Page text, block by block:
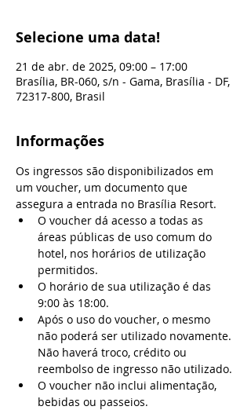
Selecione uma data!
21 de abr. de 2025, 09:00 – 17:00
Brasília, BR-060, s/n - Gama, Brasília - DF,
72317-800, Brasil
Informações
Os ingressos são disponibilizados em
um voucher, um documento que
assegura a entrada no Brasília Resort.
O voucher dá acesso a todas as
áreas públicas de uso comum do
hotel, nos horários de utilização
permitidos.
O horário de sua utilização é das
9:00 às 18:00.
Após o uso do voucher, o mesmo
não poderá ser utilizado novamente.
Não haverá troco, crédito ou
reembolso de ingresso não utilizado.
O voucher não inclui alimentação,
bebidas ou passeios.